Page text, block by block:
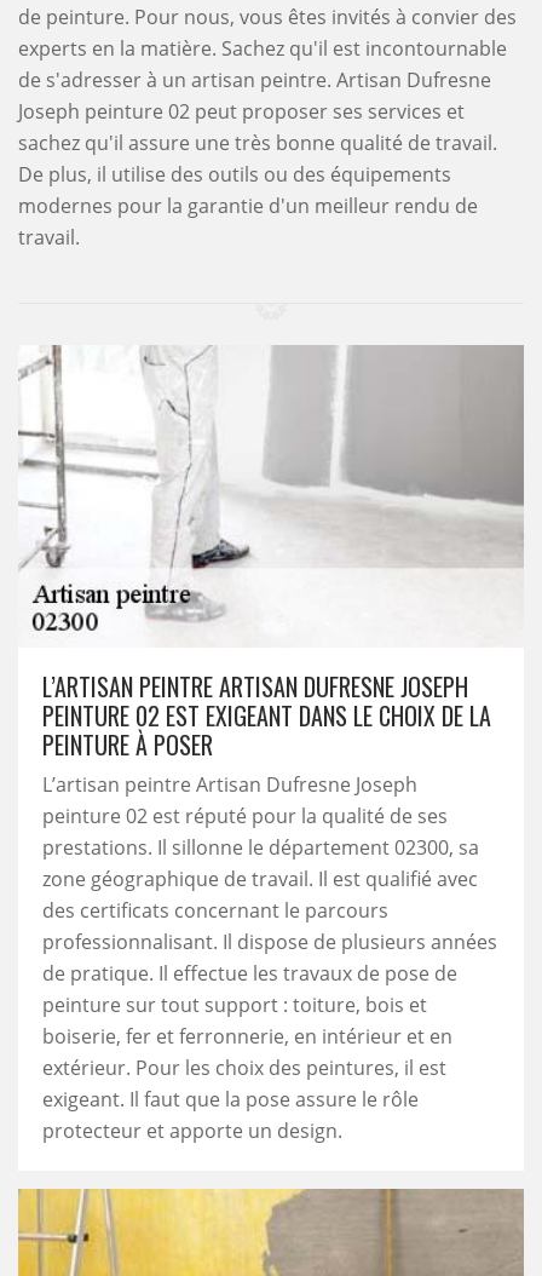
de peinture. Pour nous, vous êtes invités à convier des
experts en la matière. Sachez qu'il est incontournable
de s'adresser à un artisan peintre. Artisan Dufresne
Joseph peinture 02 peut proposer ses services et
sachez qu'il assure une très bonne qualité de travail.
De plus, il utilise des outils ou des équipements
modernes pour la garantie d'un meilleur rendu de
travail.
L’ARTISAN PEINTRE ARTISAN DUFRESNE JOSEPH
PEINTURE 02 EST EXIGEANT DANS LE CHOIX DE LA
PEINTURE À POSER
L’artisan peintre Artisan Dufresne Joseph
peinture 02 est réputé pour la qualité de ses
prestations. Il sillonne le département 02300, sa
zone géographique de travail. Il est qualifié avec
des certificats concernant le parcours
professionnalisant. Il dispose de plusieurs années
de pratique. Il effectue les travaux de pose de
peinture sur tout support : toiture, bois et
boiserie, fer et ferronnerie, en intérieur et en
extérieur. Pour les choix des peintures, il est
exigeant. Il faut que la pose assure le rôle
protecteur et apporte un design.